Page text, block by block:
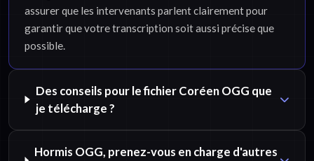
assurer que les intervenants parlent clairement pour
garantir que votre transcription soit aussi précise que
possible.
Des conseils pour le fichier Coréen OGG que
je télécharge ?
Hormis OGG, prenez-vous en charge d'autres